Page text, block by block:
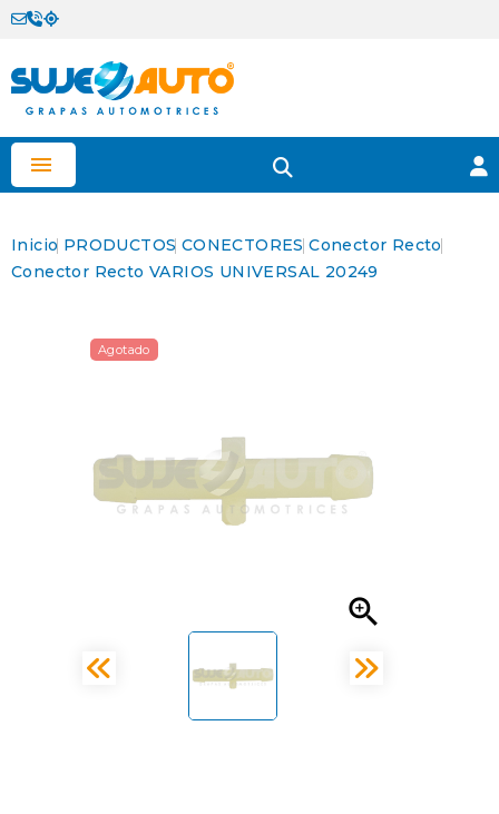

Inicio PRODUCTOS CONECTORES Conector Recto
Conector Recto VARIOS UNIVERSAL 20249

Agotado